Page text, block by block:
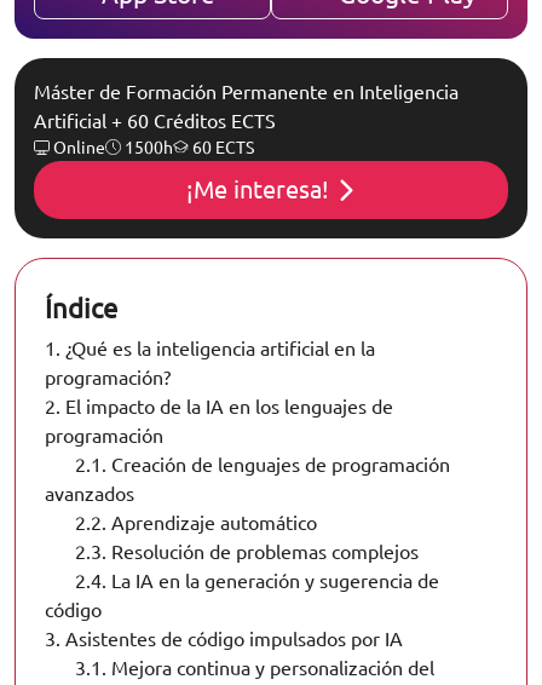
Máster de Formación Permanente en Inteligencia
Artificial + 60 Créditos ECTS
Online 1500h 60 ECTS
¡Me interesa!
Índice
1. ¿Qué es la inteligencia artificial en la
programación?
2. El impacto de la IA en los lenguajes de
programación
2.1. Creación de lenguajes de programación
avanzados
2.2. Aprendizaje automático
2.3. Resolución de problemas complejos
2.4. La IA en la generación y sugerencia de
código
3. Asistentes de código impulsados por IA
3.1. Mejora continua y personalización del